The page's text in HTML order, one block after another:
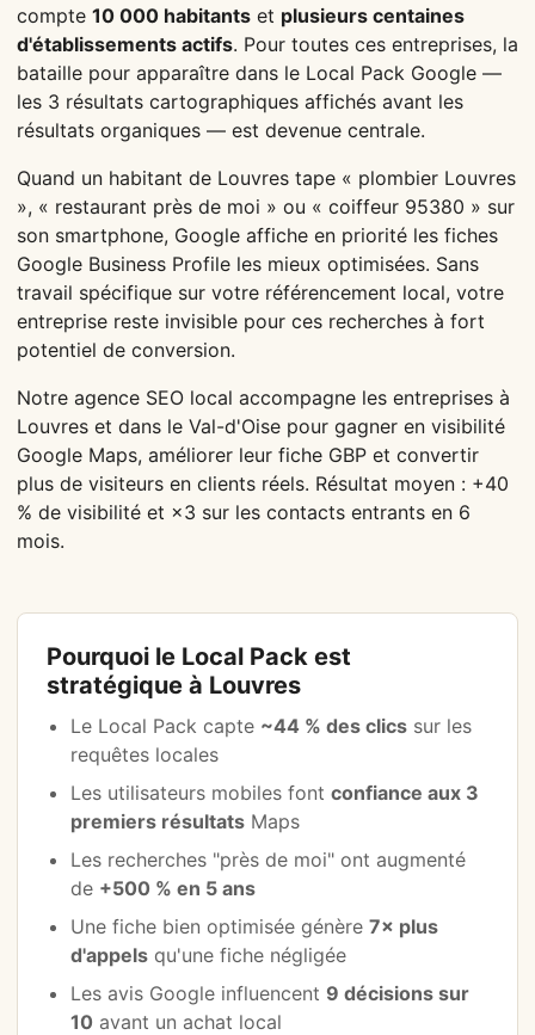
compte 10 000 habitants et plusieurs centaines
d'établissements actifs. Pour toutes ces entreprises, la
bataille pour apparaître dans le Local Pack Google —
les 3 résultats cartographiques affichés avant les
résultats organiques — est devenue centrale.
Quand un habitant de Louvres tape « plombier Louvres
», « restaurant près de moi » ou « coiffeur 95380 » sur
son smartphone, Google affiche en priorité les fiches
Google Business Profile les mieux optimisées. Sans
travail spécifique sur votre référencement local, votre
entreprise reste invisible pour ces recherches à fort
potentiel de conversion.
Notre agence SEO local accompagne les entreprises à
Louvres et dans le Val-d'Oise pour gagner en visibilité
Google Maps, améliorer leur fiche GBP et convertir
plus de visiteurs en clients réels. Résultat moyen : +40
% de visibilité et ×3 sur les contacts entrants en 6
mois.
Pourquoi le Local Pack est
stratégique à Louvres
Le Local Pack capte ~44 % des clics sur les
requêtes locales
Les utilisateurs mobiles font confiance aux 3
premiers résultats Maps
Les recherches "près de moi" ont augmenté
de +500 % en 5 ans
Une fiche bien optimisée génère 7× plus
d'appels qu'une fiche négligée
Les avis Google influencent 9 décisions sur
10 avant un achat local